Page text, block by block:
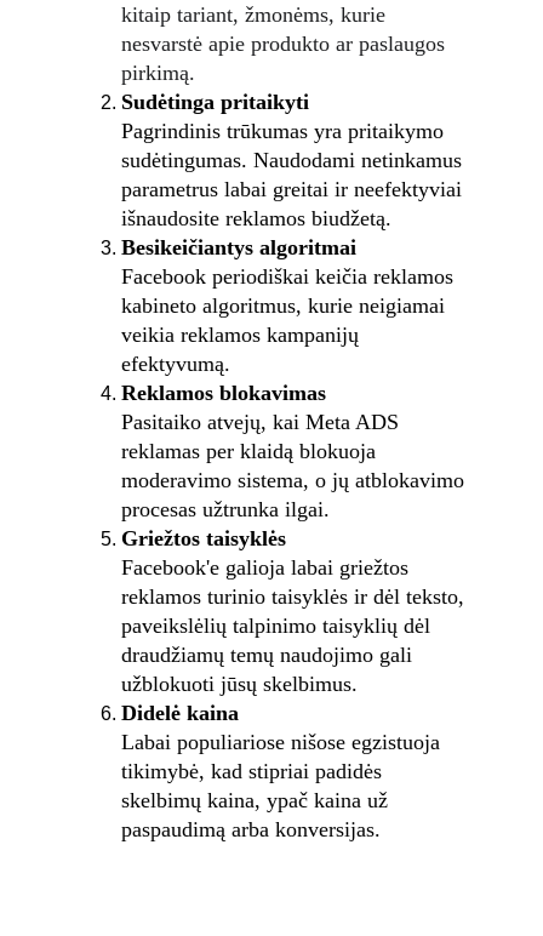
kitaip tariant, žmonėms, kurie
nesvarstė apie produkto ar paslaugos
pirkimą.
Sudėtinga pritaikyti
Pagrindinis trūkumas yra pritaikymo
sudėtingumas. Naudodami netinkamus
parametrus labai greitai ir neefektyviai
išnaudosite reklamos biudžetą.
Besikeičiantys algoritmai
Facebook periodiškai keičia reklamos
kabineto algoritmus, kurie neigiamai
veikia reklamos kampanijų
efektyvumą.
Reklamos blokavimas
Pasitaiko atvejų, kai Meta ADS
reklamas per klaidą blokuoja
moderavimo sistema, o jų atblokavimo
procesas užtrunka ilgai.
Griežtos taisyklės
Facebook'e galioja labai griežtos
reklamos turinio taisyklės ir dėl teksto,
paveikslėlių talpinimo taisyklių dėl
draudžiamų temų naudojimo gali
užblokuoti jūsų skelbimus.
Didelė kaina
Labai populiariose nišose egzistuoja
tikimybė, kad stipriai padidės
skelbimų kaina, ypač kaina už
paspaudimą arba konversijas.